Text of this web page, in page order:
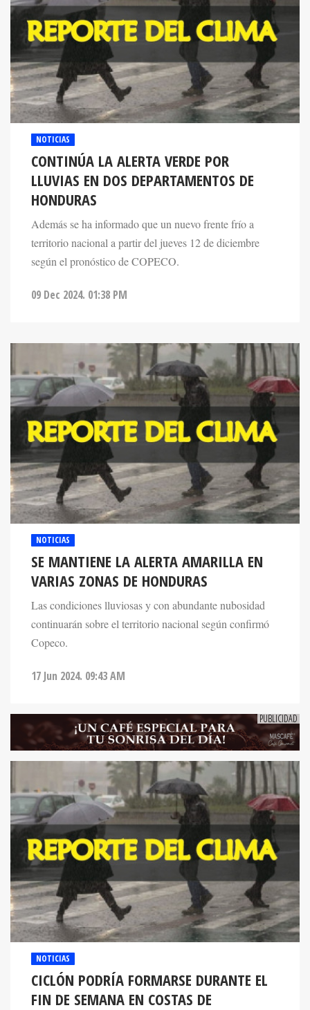
NOTICIAS
CONTINÚA LA ALERTA VERDE POR
LLUVIAS EN DOS DEPARTAMENTOS DE
HONDURAS
Además se ha informado que un nuevo frente frío a
territorio nacional a partir del jueves 12 de diciembre
según el pronóstico de COPECO.
09 Dec 2024. 01:38 PM
NOTICIAS
SE MANTIENE LA ALERTA AMARILLA EN
VARIAS ZONAS DE HONDURAS
Las condiciones lluviosas y con abundante nubosidad
continuarán sobre el territorio nacional según confirmó
Copeco.
17 Jun 2024. 09:43 AM
NOTICIAS
CICLÓN PODRÍA FORMARSE DURANTE EL
FIN DE SEMANA EN COSTAS DE
HONDURAS